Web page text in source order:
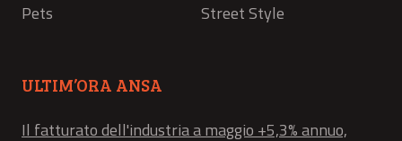
Pets
Street Style
ULTIM’ORA ANSA
Il fatturato dell'industria a maggio +5,3% annuo,